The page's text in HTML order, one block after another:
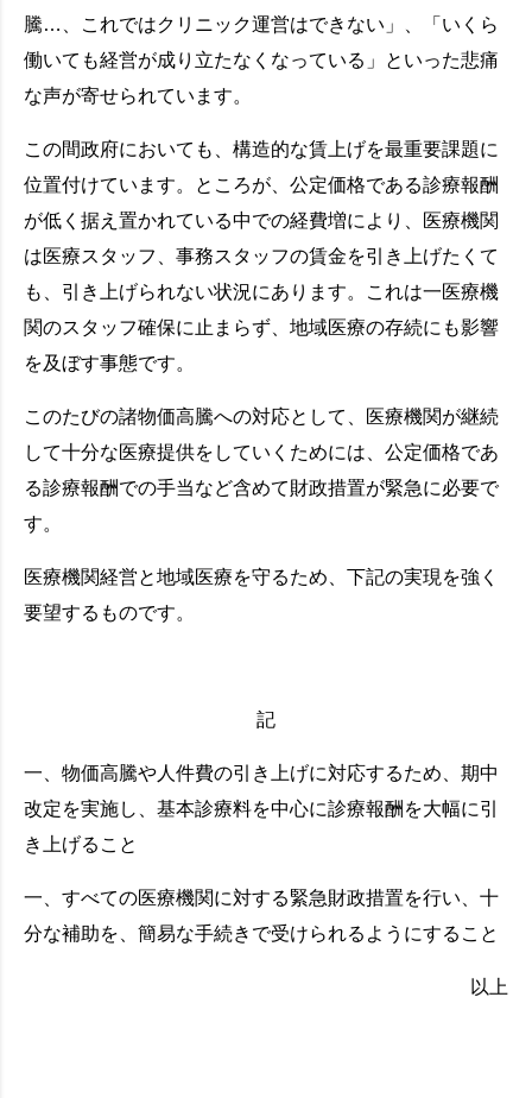
騰…、これではクリニック運営はできない」、「いくら
働いても経営が成り立たなくなっている」といった悲痛
な声が寄せられています。
この間政府においても、構造的な賃上げを最重要課題に
位置付けています。ところが、公定価格である診療報酬
が低く据え置かれている中での経費増により、医療機関
は医療スタッフ、事務スタッフの賃金を引き上げたくて
も、引き上げられない状況にあります。これは一医療機
関のスタッフ確保に止まらず、地域医療の存続にも影響
を及ぼす事態です。
このたびの諸物価高騰への対応として、医療機関が継続
して十分な医療提供をしていくためには、公定価格であ
る診療報酬での手当など含めて財政措置が緊急に必要で
す。
医療機関経営と地域医療を守るため、下記の実現を強く
要望するものです。
記
一、物価高騰や人件費の引き上げに対応するため、期中
改定を実施し、基本診療料を中心に診療報酬を大幅に引
き上げること
一、すべての医療機関に対する緊急財政措置を行い、十
分な補助を、簡易な手続きで受けられるようにすること
以上